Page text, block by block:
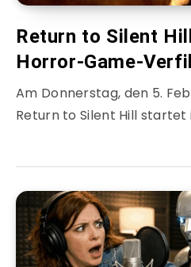
Return to Silent
Horror-Game-
Am Donnerstag, den 5.
Return to Silent Hill startet